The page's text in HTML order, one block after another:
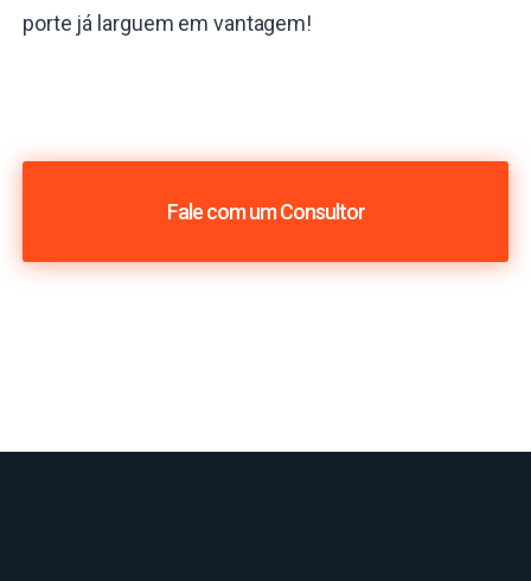
porte já larguem em vantagem!
Fale com um Consultor